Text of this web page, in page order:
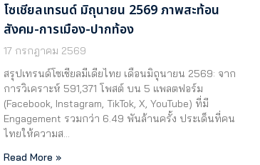
โซเชียลเทรนด์ มิถุนายน 2569 ภาพสะท้อน
สังคม-การเมือง-ปากท้อง
17 กรกฎาคม 2569
สรุปเทรนด์โซเชียลมีเดียไทย เดือนมิถุนายน 2569: จาก
การวิเคราะห์ 591,371 โพสต์ บน 5 แพลตฟอร์ม
(Facebook, Instagram, TikTok, X, YouTube) ที่มี
Engagement รวมกว่า 6.49 พันล้านครั้ง ประเด็นที่คน
ไทยให้ความส…
Read More »